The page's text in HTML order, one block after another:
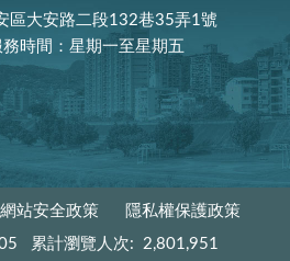
區大安路二段132巷35弄1號
時間：星期一至星期五
網站安全政策 隱私權保護政策
累計瀏覽人次: 2,801,951